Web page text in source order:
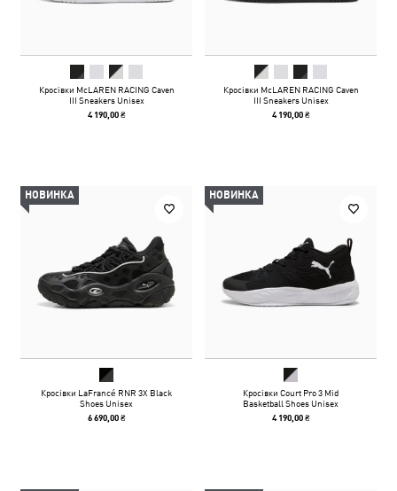
Кросівки McLAREN RACING Caven
III Sneakers Unisex
4 190,00 ₴
Кросівки McLAREN RACING Caven
III Sneakers Unisex
4 190,00 ₴
НОВИНКА
Кросівки LaFrancé RNR 3X Black
Shoes Unisex
6 690,00 ₴
НОВИНКА
Кросівки Court Pro 3 Mid
Basketball Shoes Unisex
4 190,00 ₴